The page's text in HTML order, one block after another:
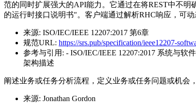
范的同时扩展强大的API能力。它通过在将REST中不
的运行时接口说明书"。客户端通过解析RHC响应，可
来源: ISO/IEC/IEEE 12207:2017 第6章
规范URL: https://srs.pub/specification/ieee12207-
参考与引用: - ISO/IEC/IEEE 12207:2017 系统与软
架构描述
阐述业务或任务分析流程，定义业务或任务问题或机会
来源: Jonathan Gordon